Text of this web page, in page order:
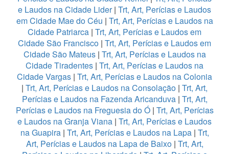
e Laudos na Cidade Lider| Trt, Art, Perícias e Laudos
em Cidade Mae do Céu | Trt, Art, Perícias e Laudos na
Cidade Patriarca | Trt, Art, Perícias e Laudos em
Cidade São Francisco | Trt, Art, Perícias e Laudos em
Cidade São Mateus| Trt, Art, Perícias e Laudos na
Cidade Tiradentes | Trt, Art, Perícias e Laudos na
Cidade Vargas | Trt, Art, Perícias e Laudos na Colonia
| Trt, Art, Perícias e Laudos na Consolação | Trt, Art,
Perícias e Laudos na Fazenda Aricanduva| Trt, Art,
Perícias e Laudos na Freguesia do Ó| Trt, Art, Perícias
e Laudos na Granja Viana | Trt, Art, Perícias e Laudos
na Guapira| Trt, Art, Perícias e Laudos na Lapa| Trt,
Art, Perícias e Laudos na Lapa de Baixo | Trt, Art,